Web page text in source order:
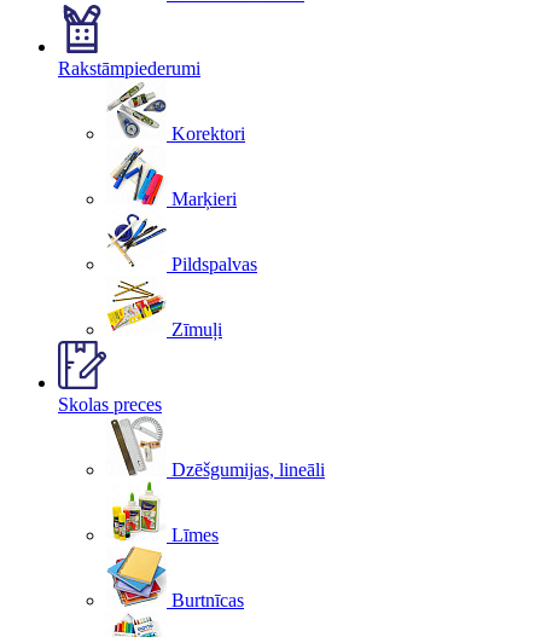
Rakstāmpiederumi
Korektori
Marķieri
Pildspalvas
Zīmuļi
Skolas preces
Dzēšgumijas, lineāli
Līmes
Burtnīcas